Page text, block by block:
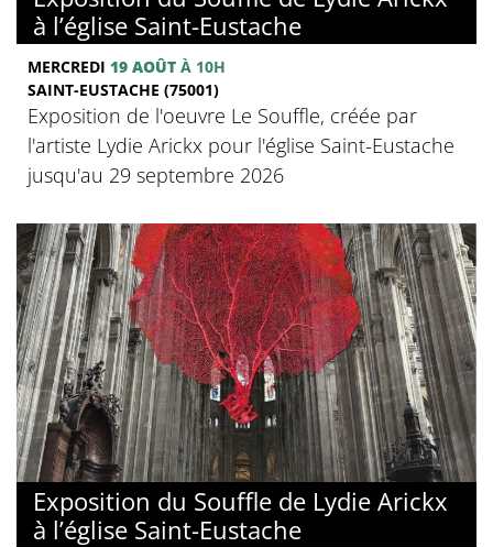
à l’église Saint-Eustache
MERCREDI 19 AOÛT À 10H
SAINT-EUSTACHE (75001)
Exposition de l'oeuvre Le Souffle, créée par
l'artiste Lydie Arickx pour l'église Saint-Eustache
jusqu'au 29 septembre 2026
Exposition du Souffle de Lydie Arickx
à l’église Saint-Eustache